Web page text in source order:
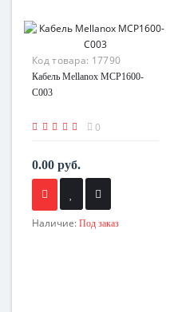
Код товара: 17790
Кабель Mellanox MCP1600-
C003
0
0.00 руб.
Наличие: Под заказ